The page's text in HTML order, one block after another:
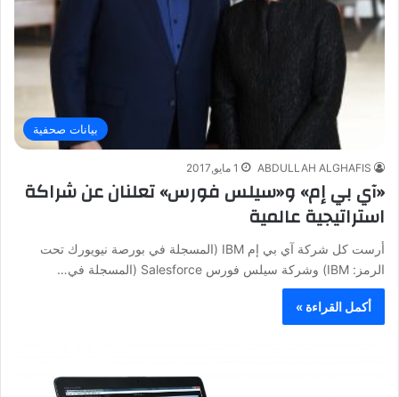
بيانات صحفية
ABDULLAH ALGHAFIS 1 مايو,2017
«آي بي إم» و«سيلس فورس» تعلنان عن شراكة
استراتيجية عالمية
أرست كل شركة آي بي إم IBM (المسجلة في بورصة نيويورك تحت
الرمز: IBM) وشركة سيلس فورس Salesforce (المسجلة في…
أكمل القراءة »